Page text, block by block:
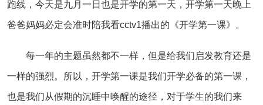
跑线，今天是九月一日也是开学的第一天，开学第一天晚上
爸爸妈妈必定会准时陪我看cctv1播出的《开学第一课》。
每一年的主题虽然都不一样，但是给我们启发教育还是
一样的强烈。所以，开学第一课是我们开学必备的第一课，
也是我们从假期的沉睡中唤醒的途径，对于学生的我们来